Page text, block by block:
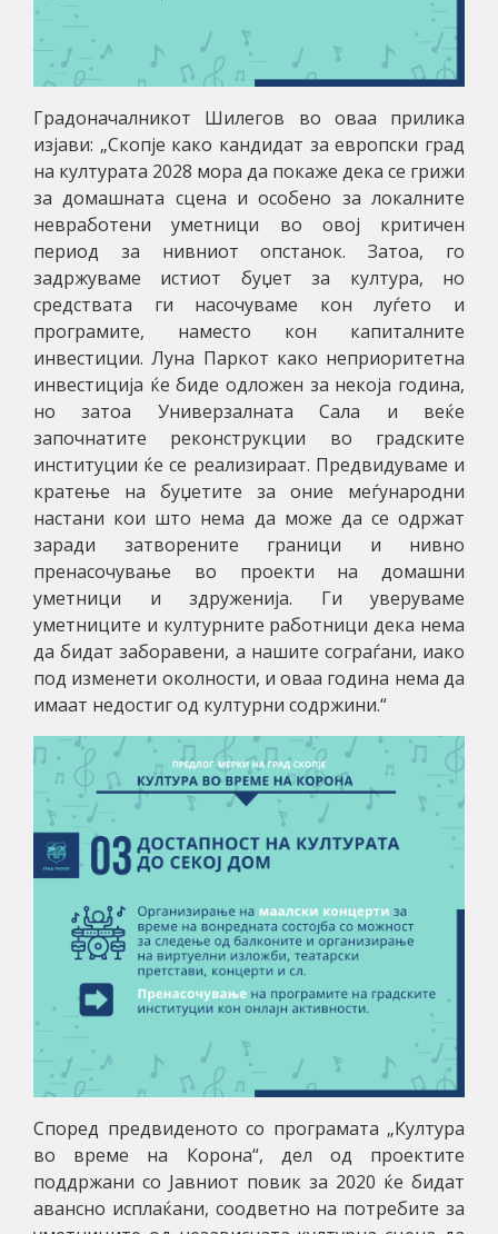
Градоначалникот Шилегов во оваа прилика
изјави: „Скопје како кандидат за европски град
на културата 2028 мора да покаже дека се грижи
за домашната сцена и особено за локалните
невработени уметници во овој критичен
период за нивниот опстанок. Затоа, го
задржуваме истиот буџет за култура, но
средствата ги насочуваме кон луѓето и
програмите, наместо кон капиталните
инвестиции. Луна Паркот како неприоритетна
инвестиција ќе биде одложен за некоја година,
но затоа Универзалната Сала и веќе
започнатите реконструкции во градските
институции ќе се реализираат. Предвидуваме и
кратење на буџетите за оние меѓународни
настани кои што нема да може да се одржат
заради затворените граници и нивно
пренасочување во проекти на домашни
уметници и здруженија. Ги уверуваме
уметниците и културните работници дека нема
да бидат заборавени, а нашите сограѓани, иако
под изменети околности, и оваа година нема да
имаат недостиг од културни содржини.“
Според предвиденото со програмата „Култура
во време на Корона“, дел од проектите
поддржани со Јавниот повик за 2020 ќе бидат
авансно исплаќани, соодветно на потребите за